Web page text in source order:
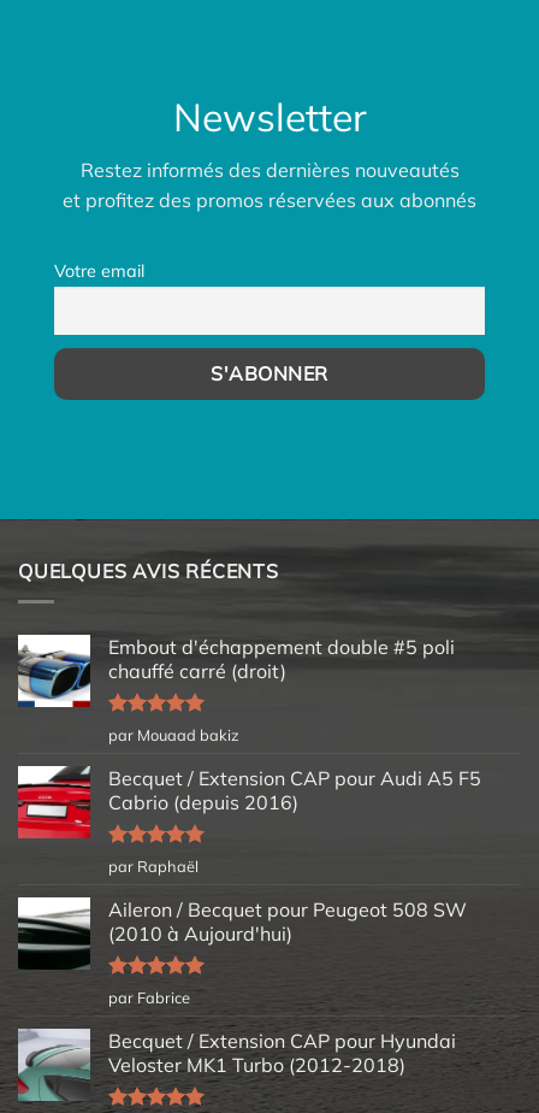
Newsletter
Restez informés des dernières nouveautés
et profitez des promos réservées aux abonnés
Votre email
QUELQUES AVIS RÉCENTS
Embout d'échappement double #5 poli
chauffé carré (droit)
Note5sur
5
par Mouaad bakiz
Becquet / Extension CAP pour Audi A5 F5
Cabrio (depuis 2016)
Note5sur
5
par Raphaël
Aileron / Becquet pour Peugeot 508 SW
(2010 à Aujourd'hui)
Note5sur
5
par Fabrice
Becquet / Extension CAP pour Hyundai
Veloster MK1 Turbo (2012-2018)